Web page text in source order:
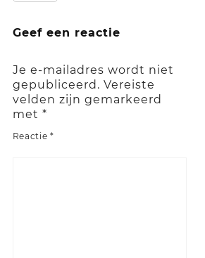
Geef een reactie
Je e-mailadres wordt niet
gepubliceerd. Vereiste
velden zijn gemarkeerd
met *
Reactie*